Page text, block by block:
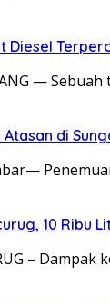
Diesel
—
di
10 Ribu
–